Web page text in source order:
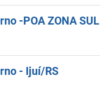
-POA ZONA SUL
- Ijuí/RS